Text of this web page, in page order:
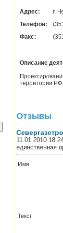
Адрес:
г.
Телефон:
Факс:
Описание
территории
Отзывы
11.01.2010
единственная
Имя
Текст